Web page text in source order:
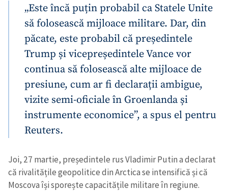
„Este încă puțin probabil ca Statele Unite
să folosească mijloace militare. Dar, din
păcate, este probabil că președintele
Trump și vicepreședintele Vance vor
continua să folosească alte mijloace de
presiune, cum ar fi declarații ambigue,
vizite semi-oficiale în Groenlanda și
instrumente economice”, a spus el pentru
Reuters.
Joi, 27 martie, președintele rus Vladimir Putin a declarat
că rivalitățile geopolitice din Arctica se intensifică și că
Moscova își sporește capacitățile militare în regiune.